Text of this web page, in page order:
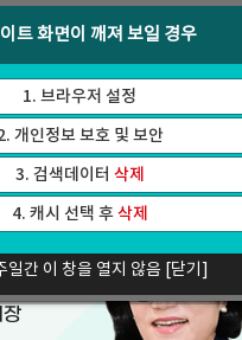
방송
트 화면이 깨져 보일 경우
1. 브라우저 설정
개인정보 보호 및 보안
3. 검색데이터 삭제
4. 캐시 선택 후삭제
일간 이 창을 열지 않음 [닫기]